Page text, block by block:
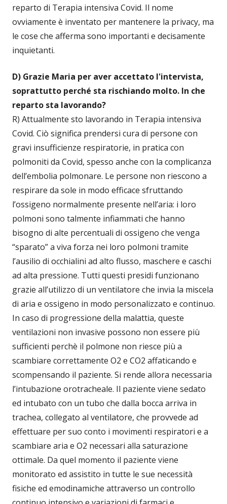
reparto di Terapia intensiva Covid. Il nome
ovviamente è inventato per mantenere la privacy, ma
le cose che afferma sono importanti e decisamente
inquietanti.
D) Grazie Maria per aver accettato l'intervista,
soprattutto perché sta rischiando molto. In che
reparto sta lavorando?
R) Attualmente sto lavorando in Terapia intensiva
Covid. Ciò significa prendersi cura di persone con
gravi insufficienze respiratorie, in pratica con
polmoniti da Covid, spesso anche con la complicanza
dell’embolia polmonare. Le persone non riescono a
respirare da sole in modo efficace sfruttando
l’ossigeno normalmente presente nell’aria: i loro
polmoni sono talmente infiammati che hanno
bisogno di alte percentuali di ossigeno che venga
“sparato” a viva forza nei loro polmoni tramite
l’ausilio di occhialini ad alto flusso, maschere e caschi
ad alta pressione. Tutti questi presidi funzionano
grazie all’utilizzo di un ventilatore che invia la miscela
di aria e ossigeno in modo personalizzato e continuo.
In caso di progressione della malattia, queste
ventilazioni non invasive possono non essere più
sufficienti perchè il polmone non riesce più a
scambiare correttamente O2 e CO2 affaticando e
scompensando il paziente. Si rende allora necessaria
l’intubazione orotracheale. Il paziente viene sedato
ed intubato con un tubo che dalla bocca arriva in
trachea, collegato al ventilatore, che provvede ad
effettuare per suo conto i movimenti respiratori e a
scambiare aria e O2 necessari alla saturazione
ottimale. Da quel momento il paziente viene
monitorato ed assistito in tutte le sue necessità
fisiche ed emodinamiche attraverso un controllo